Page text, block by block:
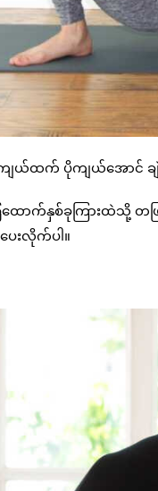
ထက် ပိုကျယ်အောင် ချဲထ
ထောက်နှစ်ခုကြားထဲသို့
ေးလိုက်ပါ။